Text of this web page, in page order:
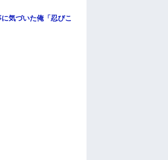
気づいた俺「忍びこ